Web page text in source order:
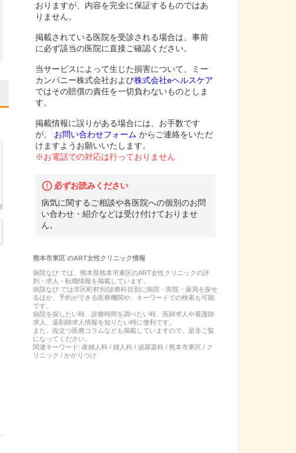
おりますが、内容を完全に保証するものではあ
りません。
掲載されている医院を受診される場合は、事前
に必ず該当の医院に直接ご確認ください。
当サービスによって生じた損害について、ミー
カンパニー株式会社および株式会社eヘルスケア
ではその賠償の責任を一切負わないものとしま
す。
掲載情報に誤りがある場合には、お手数です
が、
お問い合わせフォーム からご連絡をいただ
けますようお願いいたします。
※お電話での対応は行っておりません
必ずお読みください
病気に関するご相談や各医院への個別のお問
い合わせ・紹介などは受け付けておりませ
ん。
熊本市東区のART女性クリニック情報
病院なび では、 熊本県熊本市東区のART女性クリニックの評
判・求人・転職情報を掲載しています。
病院なび では市区町村別/診療科目別に病院・医院・薬局を探せ
るほか、予約ができる医療機関や、キーワードでの検索も可能
です。
病院を探したい時、診療時間を調べたい時、医師求人や看護師
求人、薬剤師求人情報を知りたい時に便利です。
また、役立つ医療コラムなども掲載していますので、是非ご覧
になってください。
関連キーワード: 産婦人科 / 婦人科 / 泌尿器科 / 熊本市東区 / ク
リニック / かかりつけ